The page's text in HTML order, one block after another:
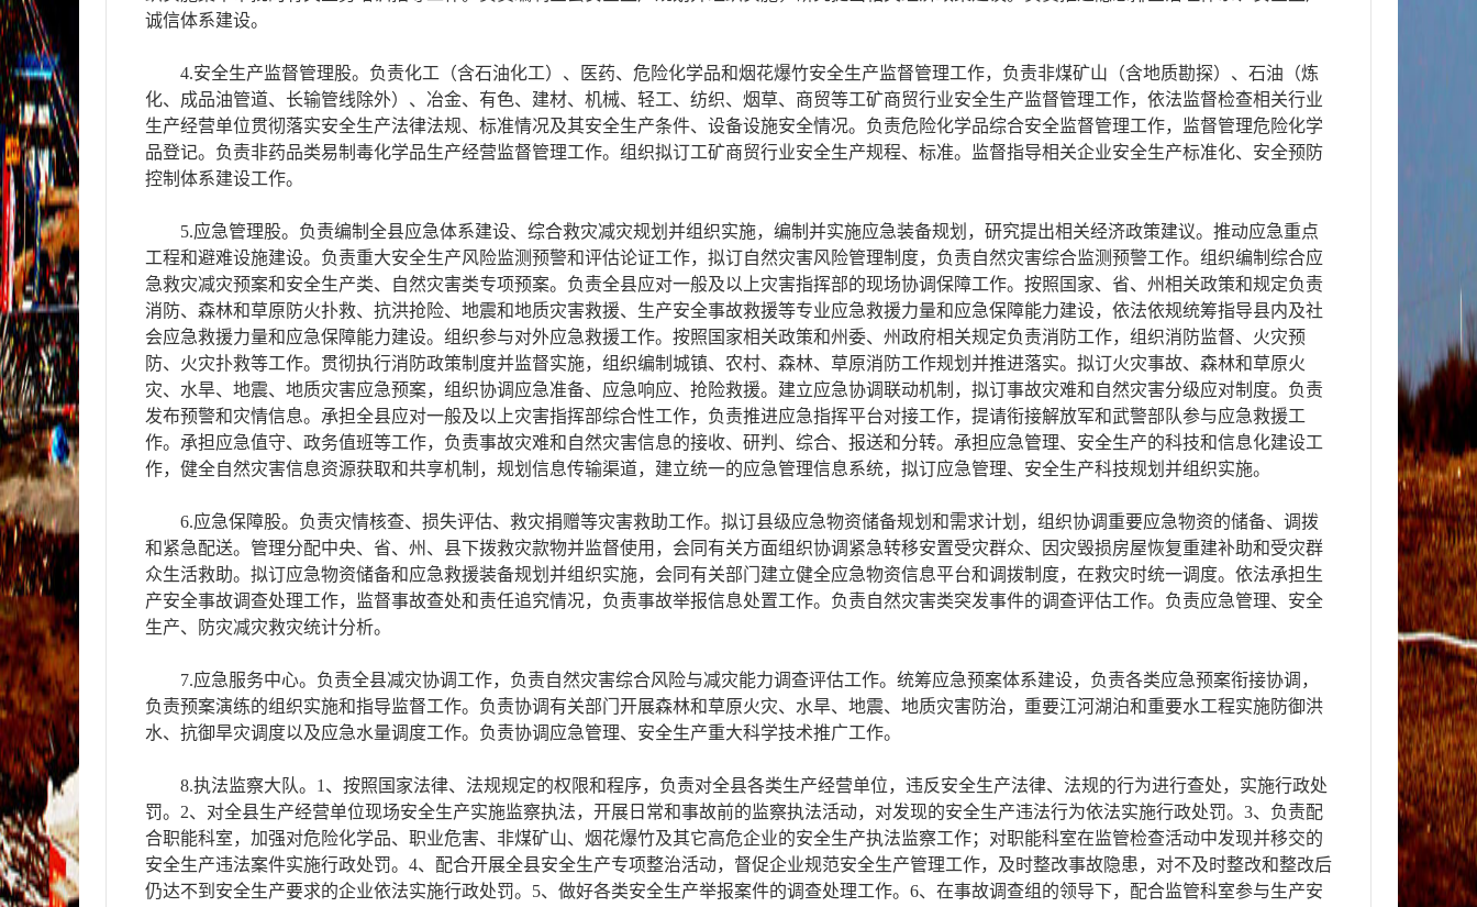
诚信体系建设。
4.安全生产监督管理股。负责化工（含石油化工）、医药、危险化学品和烟花爆竹安全生产监督管理工作，负责非煤矿山（含地质勘探）、石油（炼
化、成品油管道、长输管线除外）、冶金、有色、建材、机械、轻工、纺织、烟草、商贸等工矿商贸行业安全生产监督管理工作，依法监督检查相关行业
生产经营单位贯彻落实安全生产法律法规、标准情况及其安全生产条件、设备设施安全情况。负责危险化学品综合安全监督管理工作，监督管理危险化学
品登记。负责非药品类易制毒化学品生产经营监督管理工作。组织拟订工矿商贸行业安全生产规程、标准。监督指导相关企业安全生产标准化、安全预防
控制体系建设工作。
5.应急管理股。负责编制全县应急体系建设、综合救灾减灾规划并组织实施，编制并实施应急装备规划，研究提出相关经济政策建议。推动应急重点
工程和避难设施建设。负责重大安全生产风险监测预警和评估论证工作，拟订自然灾害风险管理制度，负责自然灾害综合监测预警工作。组织编制综合应
急救灾减灾预案和安全生产类、自然灾害类专项预案。负责全县应对一般及以上灾害指挥部的现场协调保障工作。按照国家、省、州相关政策和规定负责
消防、森林和草原防火扑救、抗洪抢险、地震和地质灾害救援、生产安全事故救援等专业应急救援力量和应急保障能力建设，依法依规统筹指导县内及社
会应急救援力量和应急保障能力建设。组织参与对外应急救援工作。按照国家相关政策和州委、州政府相关规定负责消防工作，组织消防监督、火灾预
防、火灾扑救等工作。贯彻执行消防政策制度并监督实施，组织编制城镇、农村、森林、草原消防工作规划并推进落实。拟订火灾事故、森林和草原火
灾、水旱、地震、地质灾害应急预案，组织协调应急准备、应急响应、抢险救援。建立应急协调联动机制，拟订事故灾难和自然灾害分级应对制度。负责
发布预警和灾情信息。承担全县应对一般及以上灾害指挥部综合性工作，负责推进应急指挥平台对接工作，提请衔接解放军和武警部队参与应急救援工
作。承担应急值守、政务值班等工作，负责事故灾难和自然灾害信息的接收、研判、综合、报送和分转。承担应急管理、安全生产的科技和信息化建设工
作，健全自然灾害信息资源获取和共享机制，规划信息传输渠道，建立统一的应急管理信息系统，拟订应急管理、安全生产科技规划并组织实施。
6.应急保障股。负责灾情核查、损失评估、救灾捐赠等灾害救助工作。拟订县级应急物资储备规划和需求计划，组织协调重要应急物资的储备、调拨
和紧急配送。管理分配中央、省、州、县下拨救灾款物并监督使用，会同有关方面组织协调紧急转移安置受灾群众、因灾毁损房屋恢复重建补助和受灾群
众生活救助。拟订应急物资储备和应急救援装备规划并组织实施，会同有关部门建立健全应急物资信息平台和调拨制度，在救灾时统一调度。依法承担生
产安全事故调查处理工作，监督事故查处和责任追究情况，负责事故举报信息处置工作。负责自然灾害类突发事件的调查评估工作。负责应急管理、安全
生产、防灾减灾救灾统计分析。
7.应急服务中心。负责全县减灾协调工作，负责自然灾害综合风险与减灾能力调查评估工作。统筹应急预案体系建设，负责各类应急预案衔接协调，
负责预案演练的组织实施和指导监督工作。负责协调有关部门开展森林和草原火灾、水旱、地震、地质灾害防治，重要江河湖泊和重要水工程实施防御洪
水、抗御旱灾调度以及应急水量调度工作。负责协调应急管理、安全生产重大科学技术推广工作。
8.执法监察大队。1、按照国家法律、法规规定的权限和程序，负责对全县各类生产经营单位，违反安全生产法律、法规的行为进行查处，实施行政处
罚。2、对全县生产经营单位现场安全生产实施监察执法，开展日常和事故前的监察执法活动，对发现的安全生产违法行为依法实施行政处罚。3、负责配
合职能科室，加强对危险化学品、职业危害、非煤矿山、烟花爆竹及其它高危企业的安全生产执法监察工作；对职能科室在监管检查活动中发现并移交的
安全生产违法案件实施行政处罚。4、配合开展全县安全生产专项整治活动，督促企业规范安全生产管理工作，及时整改事故隐患，对不及时整改和整改后
仍达不到安全生产要求的企业依法实施行政处罚。5、做好各类安全生产举报案件的调查处理工作。6、在事故调查组的领导下，配合监管科室参与生产安